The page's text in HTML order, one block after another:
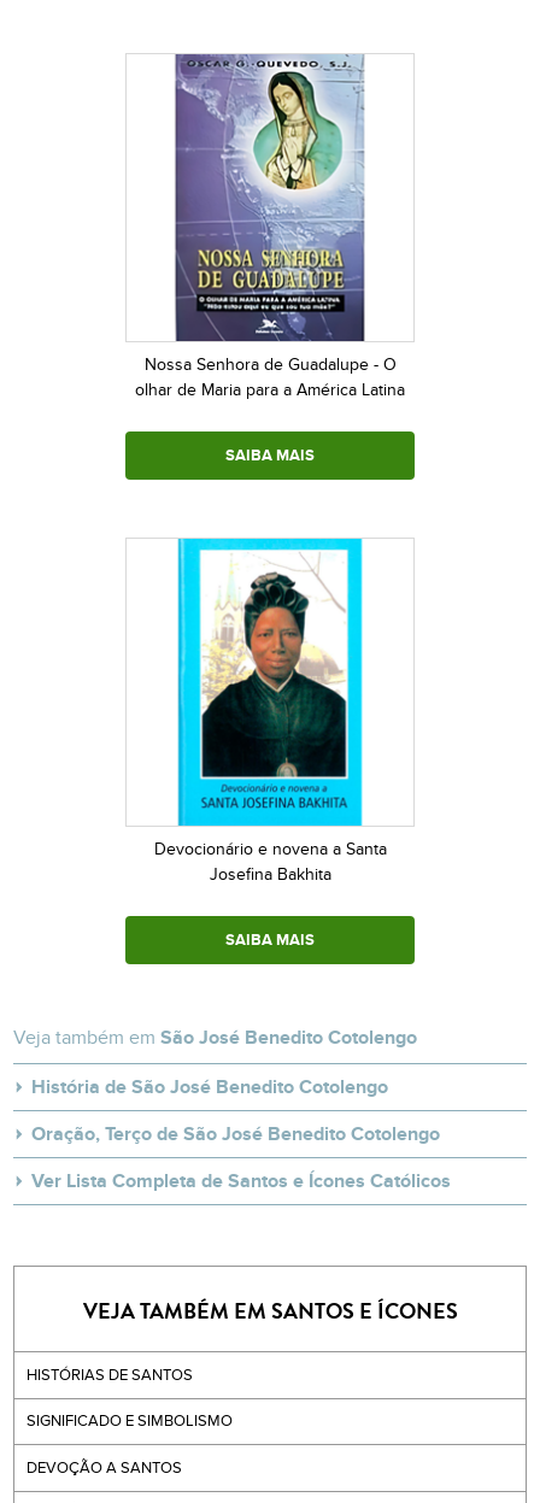
Nossa Senhora de Guadalupe - O
olhar de Maria para a América Latina
SAIBA MAIS
Devocionário e novena a Santa
Josefina Bakhita
SAIBA MAIS
Veja também emSão José Benedito Cotolengo
História de São José Benedito Cotolengo
Oração, Terço de São José Benedito Cotolengo
Ver Lista Completa de Santos e Ícones Católicos
VEJA TAMBÉM EM SANTOS E ÍCONES
HISTÓRIAS DE SANTOS
SIGNIFICADO E SIMBOLISMO
DEVOÇÃO A SANTOS